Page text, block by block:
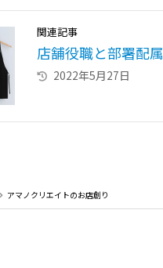
関連記事
店舗役職と部署配属
2022年5月27日
アマノクリエイトのお店創り